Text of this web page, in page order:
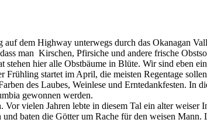
dem Highway unterwegs durch das Okanagan
man Kirschen, Pfirsiche und andere frische
hier alle Obstbäume in Blüte. Wir sind eben
startet im April, die meisten Regentage
des Laubes, Weinlese und Erntedankfesten. In
gewonnen werden.
vielen Jahren lebte in diesem Tal ein alter
baten die Götter um Rache für den weisen